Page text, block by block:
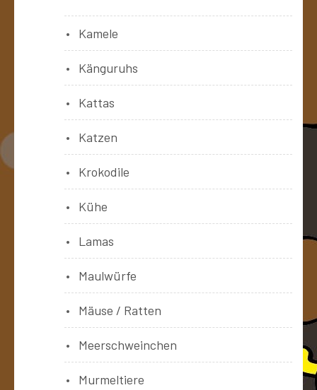
Kamele
Känguruhs
Kattas
Katzen
Krokodile
Kühe
Lamas
Maulwürfe
Mäuse / Ratten
Meerschweinchen
Murmeltiere